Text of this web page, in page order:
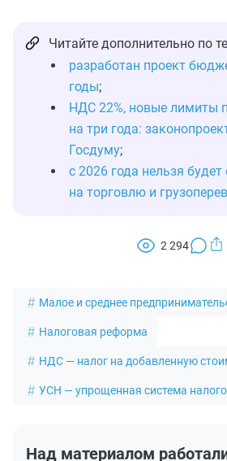
Читайте дополнительно по
разработан проект
годы;
НДС 22%, новые лимиты
на три года:
Госдуму;
с 2026 года нельзя
на торговлю и
2 294
Малое и среднее
Налоговая реформа
НДС — налог на добавленную
УСН — упрощенная система
Над материалом